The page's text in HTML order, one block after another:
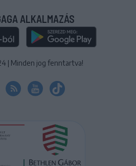
ALKALMAZÁS
| Minden jog fenntartva!